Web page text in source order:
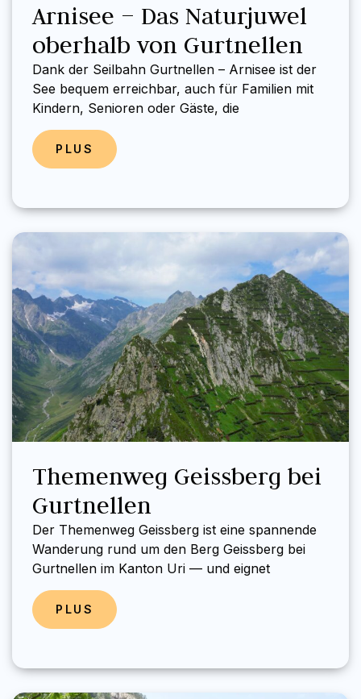
Arnisee – Das Naturjuwel
oberhalb von Gurtnellen
Dank der Seilbahn Gurtnellen – Arnisee ist der
See bequem erreichbar, auch für Familien mit
Kindern, Senioren oder Gäste, die
PLUS
Themenweg Geissberg bei
Gurtnellen
Der Themenweg Geissberg ist eine spannende
Wanderung rund um den Berg Geissberg bei
Gurtnellen im Kanton Uri — und eignet
PLUS